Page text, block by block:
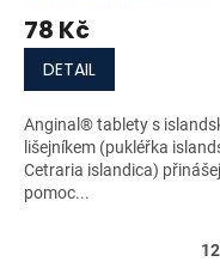
78 Kč
DETAIL
Anginal® tablety s
lišejníkem (pukléřka
Cetraria islandica)
pomoc...
12